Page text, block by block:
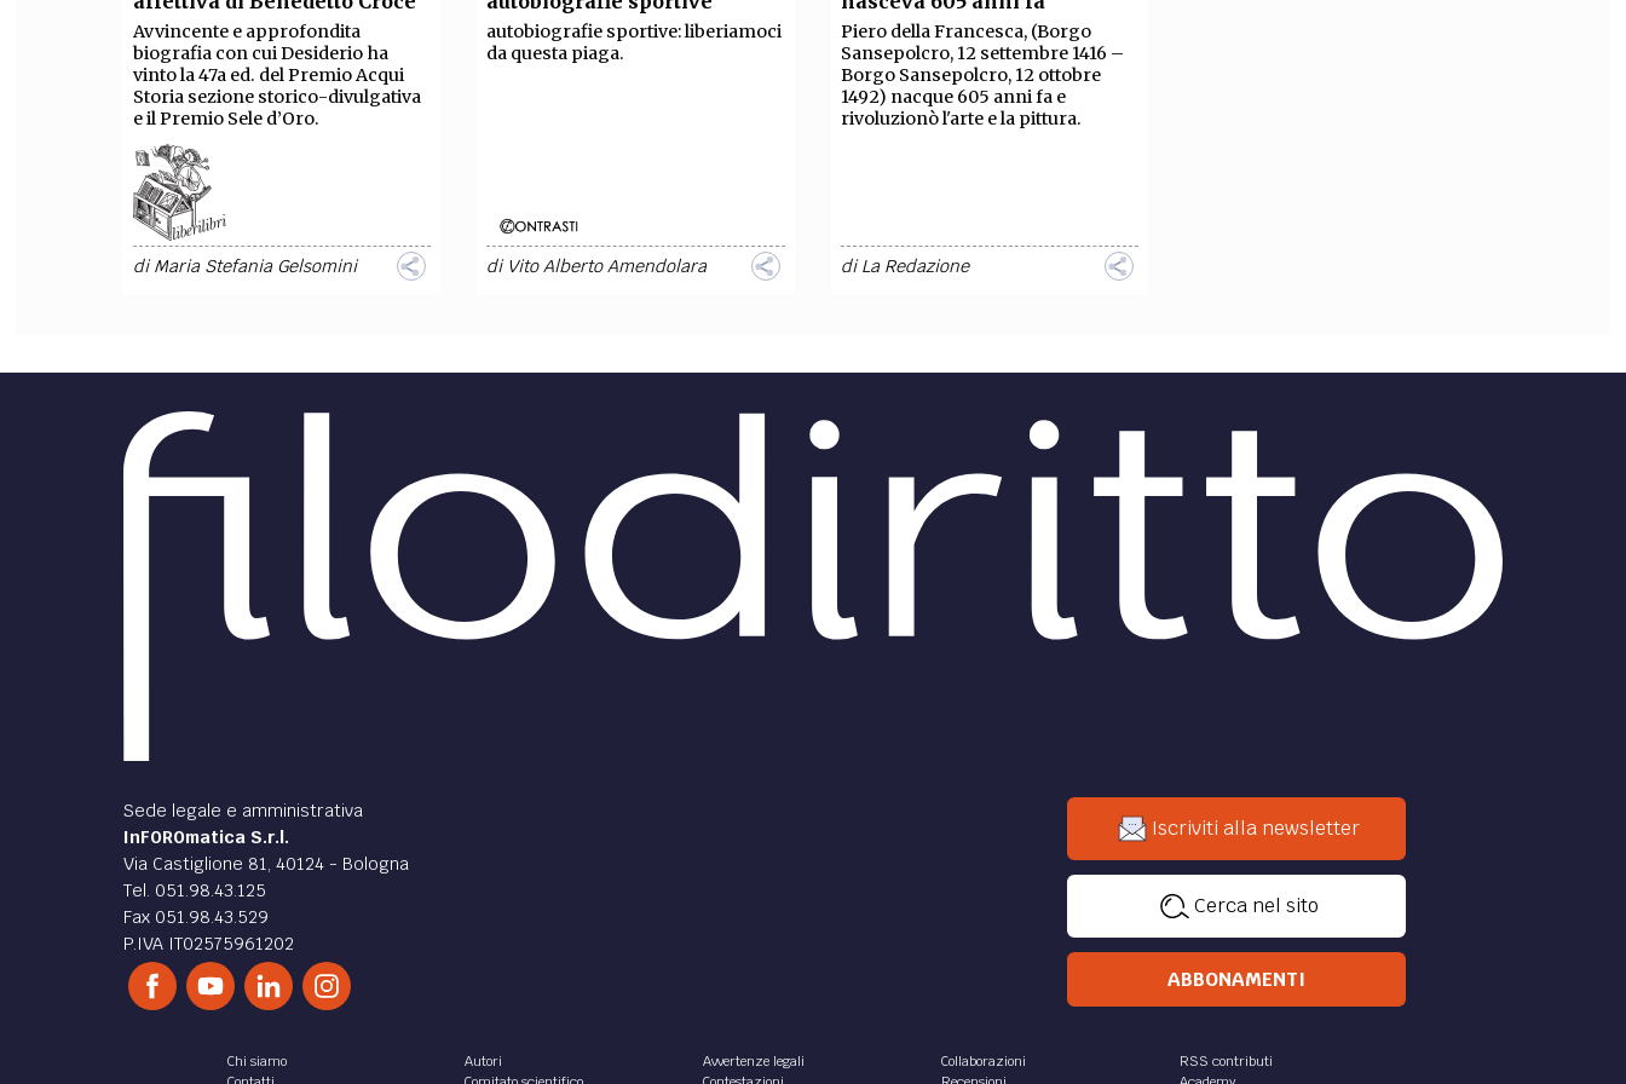
FILODIRITTO REDAZIONE COMITATO SCIENTIFICO CURATORI FOTOGRAFI PARTNER COLLABORA CON NOI
EXTRA
Avvincente e approfondita
biografia con cui Desiderio ha
vinto la 47a ed. del Premio Acqui
Storia sezione storico-divulgativa
e il Premio Sele d’Oro.
diMaria Stefania Gelsomini
autobiografie sportive: liberiamoci
da questa piaga.
di Vito Alberto Amendolara
Piero della Francesca, (Borgo
Sansepolcro, 12 settembre 1416 –
Borgo Sansepolcro, 12 ottobre
1492) nacque 605 anni fa e
rivoluzionò l'arte e la pittura.
diLa Redazione
Sede legale e amministrativa
InFOROmatica S.r.l.
Via Castiglione 81, 40124 - Bologna
Tel. 051.98.43.125
Fax 051.98.43.529
P.IVA IT02575961202
Iscriviti alla newsletter
Cerca nel sito
ABBONAMENTI
Chi siamo
Autori
Avvertenze legali
Collaborazioni
RSS contributi